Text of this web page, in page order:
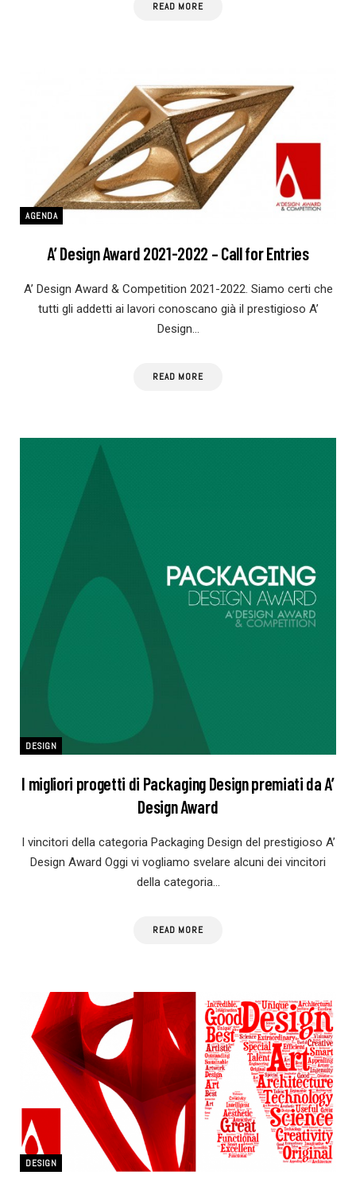
READ MORE
AGENDA
A’ Design Award 2021-2022 – Call for Entries
A’ Design Award & Competition 2021-2022. Siamo certi che
tutti gli addetti ai lavori conoscano già il prestigioso A’
Design…
READ MORE
DESIGN
I migliori progetti di Packaging Design premiati da A’
Design Award
I vincitori della categoria Packaging Design del prestigioso A’
Design Award Oggi vi vogliamo svelare alcuni dei vincitori
della categoria…
READ MORE
DESIGN